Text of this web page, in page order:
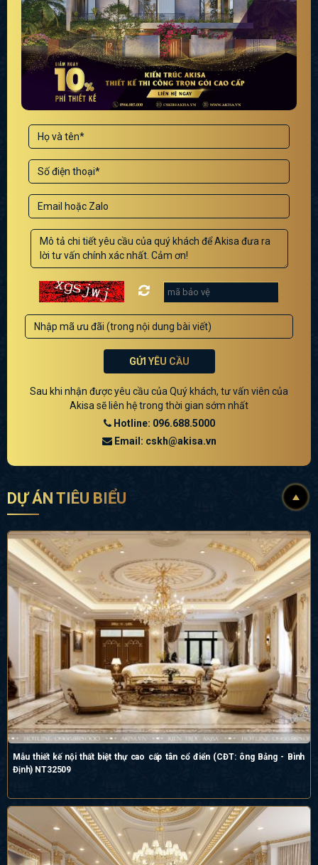
GỬI YÊU CẦU
Sau khi nhận được yêu cầu của Quý khách, tư vấn viên của
Akisa sẽ liên hệ trong thời gian sớm nhất
Hotline: 096.688.5000
Email: cskh@akisa.vn
DỰ ÁN TIÊU BIỂU
Mẫu thiết kế nội thất biệt thự cao cấp tân cổ điển (CĐT: ông Bảng - Bình
Định) NT32509